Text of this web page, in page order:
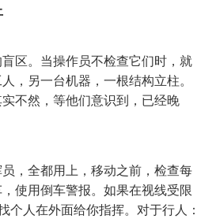
区。当操作员不检查它们时，就
，另一台机器，一根结构立柱。
不然，等他们意识到，已经晚
，全都用上，移动之前，检查每
使用倒车警报。如果在视线受限
人在外面给你指挥。对于行人：